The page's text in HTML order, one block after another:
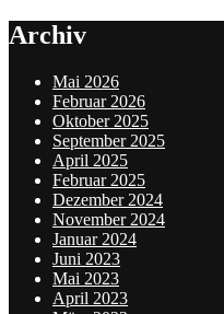
Archiv
Mai 2026
Februar 2026
Oktober 2025
September 2025
April 2025
Februar 2025
Dezember 2024
November 2024
Januar 2024
Juni 2023
Mai 2023
April 2023